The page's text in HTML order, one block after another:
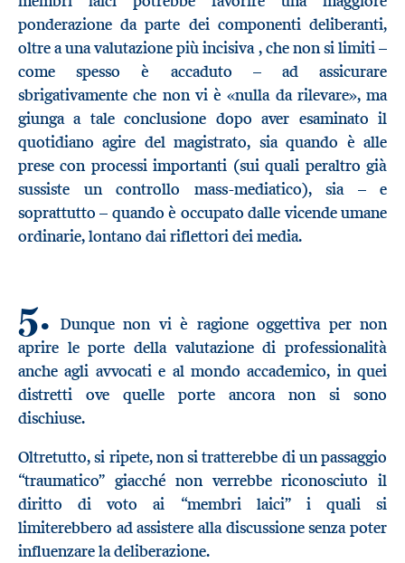
ponderazione da parte dei componenti deliberanti,
oltre a una valutazione più incisiva , che non si limiti –
come spesso è accaduto – ad assicurare
sbrigativamente che non vi è «nulla da rilevare», ma
giunga a tale conclusione dopo aver esaminato il
quotidiano agire del magistrato, sia quando è alle
prese con processi importanti (sui quali peraltro già
sussiste un controllo mass-mediatico), sia – e
soprattutto – quando è occupato dalle vicende umane
ordinarie, lontano dai riflettori dei media.
5. Dunque non vi è ragione oggettiva per non
aprire le porte della valutazione di professionalità
anche agli avvocati e al mondo accademico, in quei
distretti ove quelle porte ancora non si sono
dischiuse.
Oltretutto, si ripete, non si tratterebbe di un passaggio
“traumatico” giacché non verrebbe riconosciuto il
diritto di voto ai “membri laici” i quali si
limiterebbero ad assistere alla discussione senza poter
influenzare la deliberazione.